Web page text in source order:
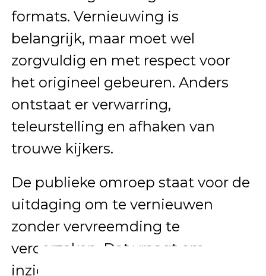
formats. Vernieuwing is
belangrijk, maar moet wel
zorgvuldig en met respect voor
het origineel gebeuren. Anders
ontstaat er verwarring,
teleurstelling en afhaken van
trouwe kijkers.
De publieke omroep staat voor de
uitdaging om te vernieuwen
zonder vervreemding te
veroorzaken. Dat vraagt om
inzicht in wat een programma